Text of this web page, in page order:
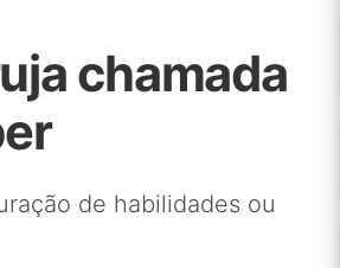
chamada
de habilidades ou